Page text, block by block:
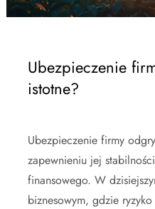
Ubezpieczenie
istotne?
Ubezpieczenie firmy
zapewnieniu jej
finansowego. W
biznesowym, gdzie